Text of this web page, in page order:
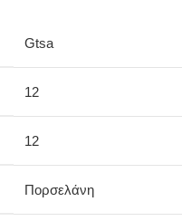
Gtsa
12
12
Πορσελάνη